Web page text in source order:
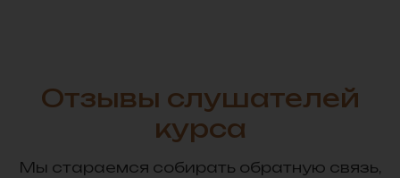
Отзывы слушателей
курса
Мы стараемся собирать обратную связь,